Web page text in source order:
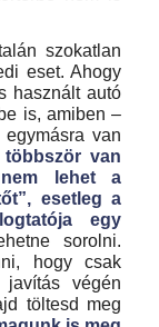
szokatlan
eset. Ahogy
használt autó
is, amiben –
van
többször van
lehet a
esetleg a
egy
sorolni.
hogy csak
végén
töltesd meg